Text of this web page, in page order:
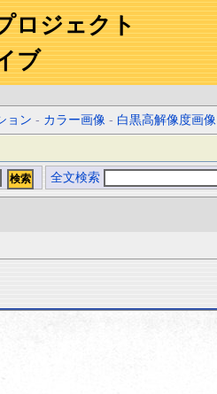
ロジェクト
ブ
ョン - カラー画像 - 白黒高解像度画像
全文検索